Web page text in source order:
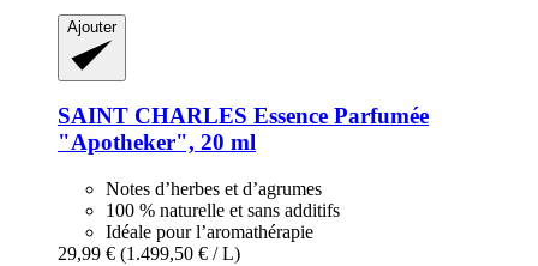
Ajouter
SAINT CHARLES Essence Parfumée
"Apotheker", 20 ml
Notes d’herbes et d’agrumes
100 % naturelle et sans additifs
Idéale pour l’aromathérapie
29,99 € (1.499,50 € / L)